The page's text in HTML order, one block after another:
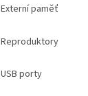
Externí paměť
Reproduktory
USB porty